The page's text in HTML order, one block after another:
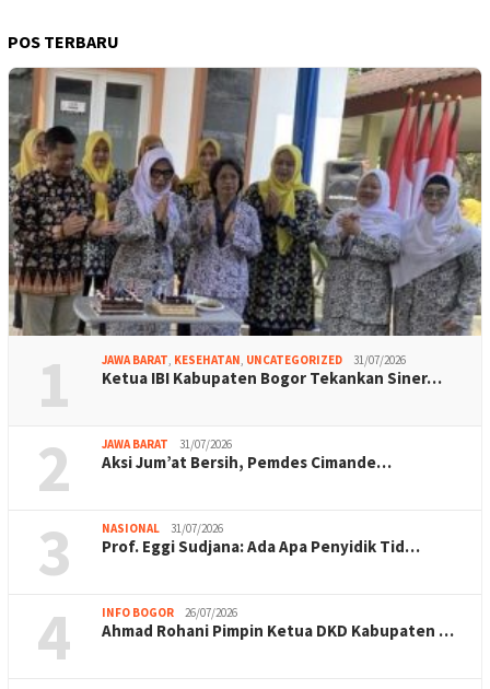
POS TERBARU
1 JAWA BARAT, KESEHATAN, UNCATEGORIZED 31/07/2026
Ketua IBI Kabupaten Bogor Tekankan Siner…
2 JAWA BARAT 31/07/2026
Aksi Jum’at Bersih, Pemdes Cimande…
3 NASIONAL 31/07/2026
Prof. Eggi Sudjana: Ada Apa Penyidik Tid…
4 INFO BOGOR 26/07/2026
Ahmad Rohani Pimpin Ketua DKD Kabupaten …